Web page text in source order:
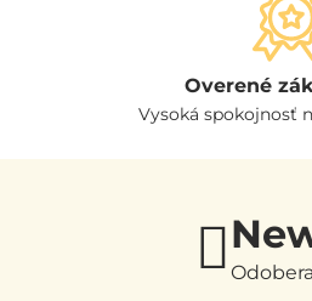
Overené
Vysoká spokojnosť